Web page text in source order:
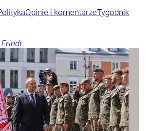
Opinie i komentarzeTygodnik
Frindt